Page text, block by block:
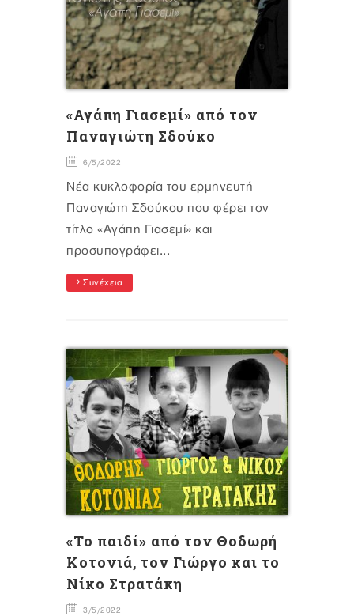
«Αγάπη Γιασεμί» από τον
Παναγιώτη Σδούκο
6/5/2022
Νέα κυκλοφορία του ερμηνευτή
Παναγιώτη Σδούκου που φέρει τον
τίτλο «Αγάπη Γιασεμί» και
προσυπογράφει...
Συνέχεια
«Το παιδί» από τον Θοδωρή
Κοτονιά, τον Γιώργο και το
Νίκο Στρατάκη
3/5/2022